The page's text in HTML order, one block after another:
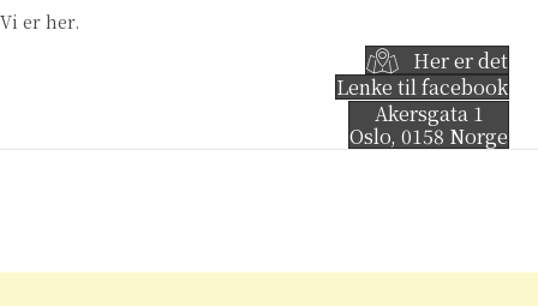
Vi er her.
Her er det
Lenke til facebook
Akersgata 1
Oslo, 0158 Norge